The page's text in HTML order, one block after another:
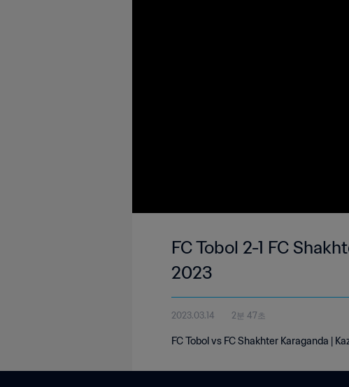
FC Tobol 2-1 FC
2023
2023.03.14 2분 47초
FC Tobol vs FC Shakhter Karaganda |